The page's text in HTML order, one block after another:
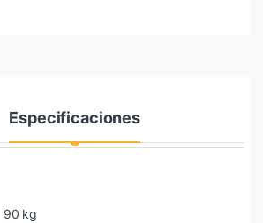
Especificaciones
90 kg